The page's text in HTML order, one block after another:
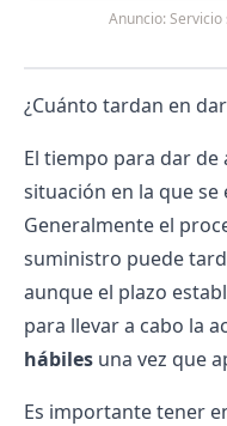
Anuncio:
¿Cuánto tardan en
El tiempo para dar de
situación en la que
Generalmente el
suministro puede
aunque el plazo
para llevar a cabo la
hábiles una vez que
Es importante tener